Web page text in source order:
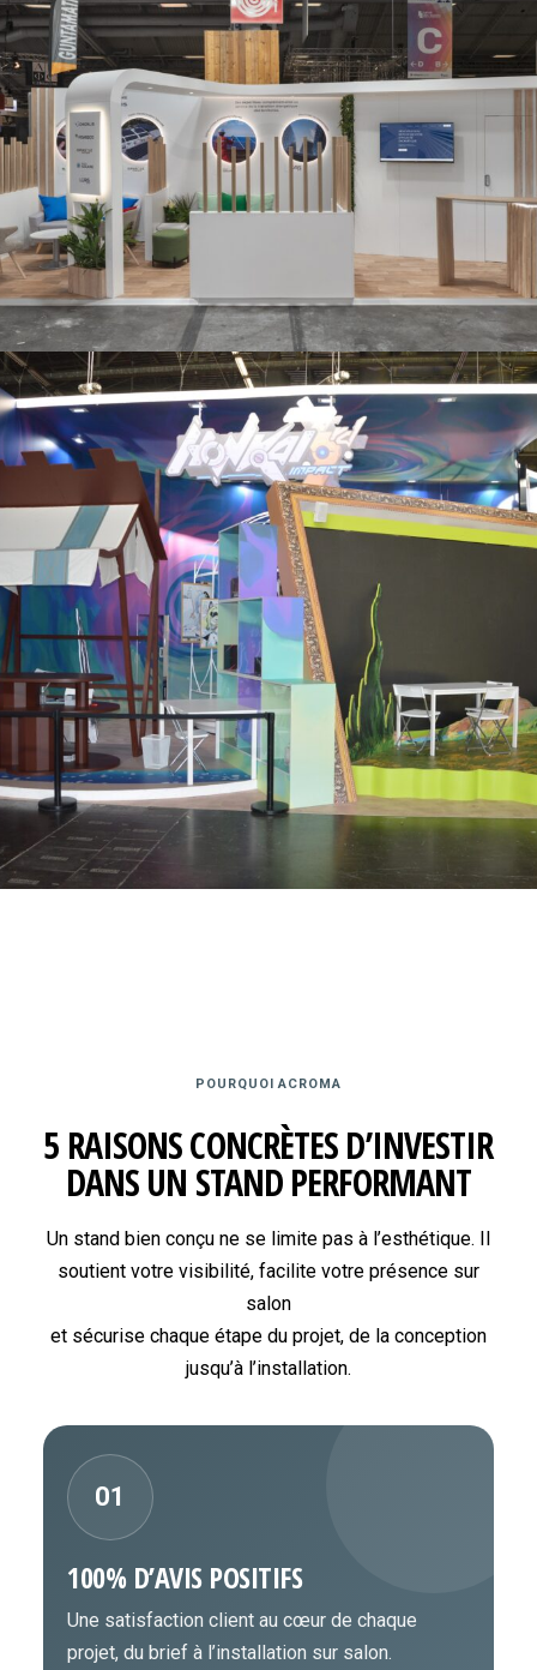
POURQUOI ACROMA
5 RAISONS CONCRÈTES D’INVESTIR
DANS UN STAND PERFORMANT
Un stand bien conçu ne se limite pas à l’esthétique. Il
soutient votre visibilité, facilite votre présence sur
salon
et sécurise chaque étape du projet, de la conception
jusqu’à l’installation.
01
100% D’AVIS POSITIFS
Une satisfaction client au cœur de chaque
projet, du brief à l’installation sur salon.